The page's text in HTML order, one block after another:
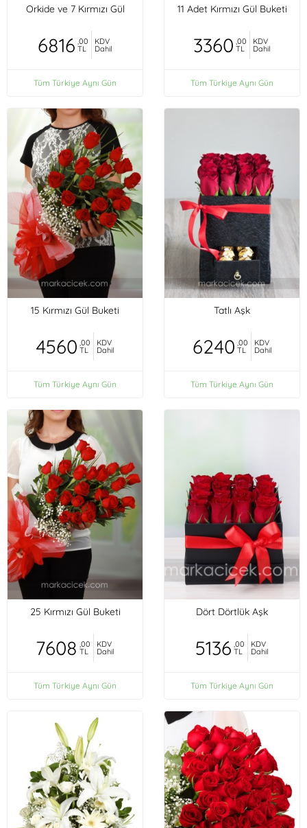
Orkide ve 7 Kırmızı Gül
6816 ,00
TL
KDV
Dahil
Tüm Türkiye Aynı Gün
11 Adet Kırmızı Gül Buketi
3360 ,00
TL
KDV
Dahil
Tüm Türkiye Aynı Gün
15 Kırmızı Gül Buketi
4560 ,00
TL
KDV
Dahil
Tüm Türkiye Aynı Gün
Tatlı Aşk
6240 ,00
TL
KDV
Dahil
Tüm Türkiye Aynı Gün
25 Kırmızı Gül Buketi
7608 ,00
TL
KDV
Dahil
Tüm Türkiye Aynı Gün
Dört Dörtlük Aşk
5136 ,00
TL
KDV
Dahil
Tüm Türkiye Aynı Gün